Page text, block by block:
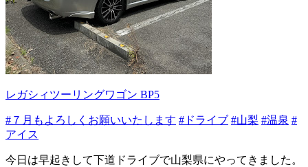
レガシィツーリングワゴン BP5
#７月もよろしくお願いいたします #ドライブ #山梨 #温泉 #
アイス
今日は早起きして下道ドライブで山梨県にやってきました。